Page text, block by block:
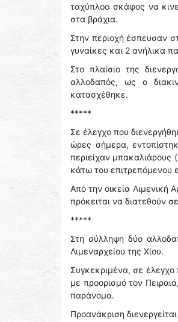
ταχύπλοο σκάφος να
στα βράχια.
Στην περιοχή έσπευσαν
γυναίκες και 2 ανήλικα
Στο πλαίσιο της
αλλοδαπός, ως ο
κατασχέθηκε.
*****
Σε έλεγχο που
ώρες σήμερα,
περιείχαν
κάτω του επιτρεπόμενου
Από την οικεία Λιμενική
πρόκειται να διατεθούν
*****
Στη σύλληψη δύο
Λιμεναρχείου της Χίου.
Συγκεκριμένα, σε έλεγχο
με προορισμό τον
παράνομα.
Προανάκριση